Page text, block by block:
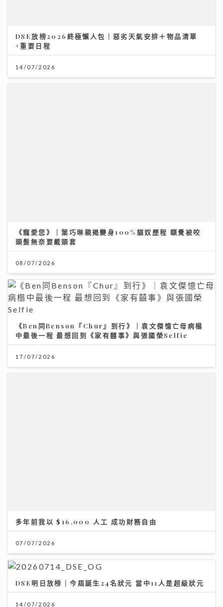
DSE放榜2026終極懶人包｜惡劣天氣安排＋物品清單
+重要日程
14/07/2026
《Ben同Benson『Chur』到行》｜袁文傑憶亡母病榻
中最後一程 最想回到《家有囍事》與張國榮Selfie
17/07/2026
多年前我以 $16,000 人工 成功財務自由
07/07/2026
DSE明日放榜｜今屆誕生24名狀元 當中11人是超級狀元
14/07/2026